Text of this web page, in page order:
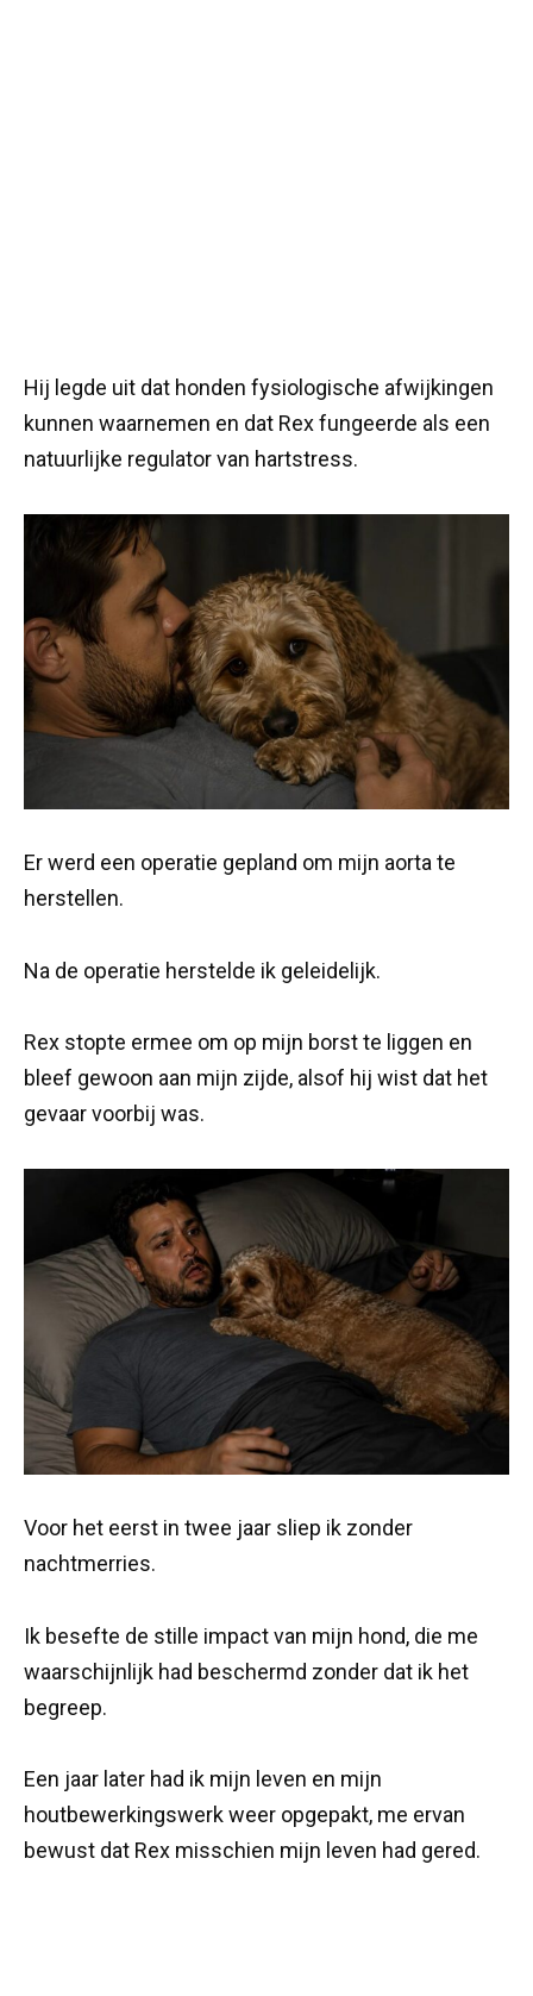
Hij legde uit dat honden fysiologische afwijkingen
kunnen waarnemen en dat Rex fungeerde als een
natuurlijke regulator van hartstress.
Er werd een operatie gepland om mijn aorta te
herstellen.
Na de operatie herstelde ik geleidelijk.
Rex stopte ermee om op mijn borst te liggen en
bleef gewoon aan mijn zijde, alsof hij wist dat het
gevaar voorbij was.
Voor het eerst in twee jaar sliep ik zonder
nachtmerries.
Ik besefte de stille impact van mijn hond, die me
waarschijnlijk had beschermd zonder dat ik het
begreep.
Een jaar later had ik mijn leven en mijn
houtbewerkingswerk weer opgepakt, me ervan
bewust dat Rex misschien mijn leven had gered.